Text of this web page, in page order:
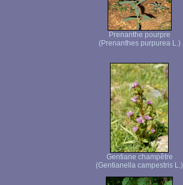
Prenanthe pourpre
(Prenanthes purpurea L.)
Gentiane champêtre
(Gentianella campestris L.)